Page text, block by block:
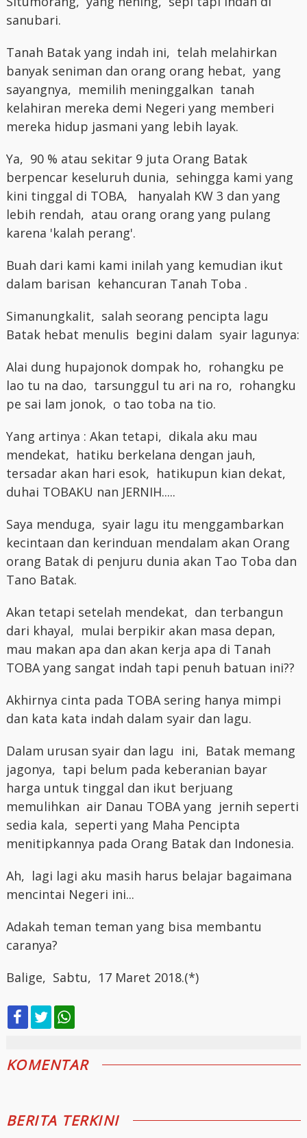
sanubari.
Tanah Batak yang indah ini, telah melahirkan
banyak seniman dan orang orang hebat, yang
sayangnya, memilih meninggalkan tanah
kelahiran mereka demi Negeri yang memberi
mereka hidup jasmani yang lebih layak.
Ya, 90 % atau sekitar 9 juta Orang Batak
berpencar keseluruh dunia, sehingga kami yang
kini tinggal di TOBA, hanyalah KW 3 dan yang
lebih rendah, atau orang orang yang pulang
karena 'kalah perang'.
Buah dari kami kami inilah yang kemudian ikut
dalam barisan kehancuran Tanah Toba .
Simanungkalit, salah seorang pencipta lagu
Batak hebat menulis begini dalam syair lagunya:
Alai dung hupajonok dompak ho, rohangku pe
lao tu na dao, tarsunggul tu ari na ro, rohangku
pe sai lam jonok, o tao toba na tio.
Yang artinya : Akan tetapi, dikala aku mau
mendekat, hatiku berkelana dengan jauh,
tersadar akan hari esok, hatikupun kian dekat,
duhai TOBAKU nan JERNIH.....
Saya menduga, syair lagu itu menggambarkan
kecintaan dan kerinduan mendalam akan Orang
orang Batak di penjuru dunia akan Tao Toba dan
Tano Batak.
Akan tetapi setelah mendekat, dan terbangun
dari khayal, mulai berpikir akan masa depan,
mau makan apa dan akan kerja apa di Tanah
TOBA yang sangat indah tapi penuh batuan ini??
Akhirnya cinta pada TOBA sering hanya mimpi
dan kata kata indah dalam syair dan lagu.
Dalam urusan syair dan lagu ini, Batak memang
jagonya, tapi belum pada keberanian bayar
harga untuk tinggal dan ikut berjuang
memulihkan air Danau TOBA yang jernih seperti
sedia kala, seperti yang Maha Pencipta
menitipkannya pada Orang Batak dan Indonesia.
Ah, lagi lagi aku masih harus belajar bagaimana
mencintai Negeri ini...
Adakah teman teman yang bisa membantu
caranya?
Balige, Sabtu, 17 Maret 2018.(*)
KOMENTAR
BERITA TERKINI